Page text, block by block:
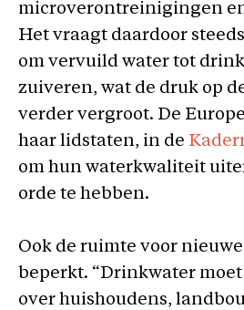
microverontreinigingen
Het vraagt daardoor
om vervuild water tot
zuiveren, wat de druk op
verder vergroot. De
haar lidstaten, in de
om hun waterkwaliteit
orde te hebben.
Ook de ruimte voor
beperkt. “Drinkwater
over huishoudens,